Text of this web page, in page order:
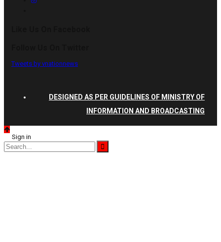
Tweets by vnationnews
DESIGNED AS PER GUIDELINES OF MINISTRY OF
INFORMATION AND BROADCASTING
Sign in